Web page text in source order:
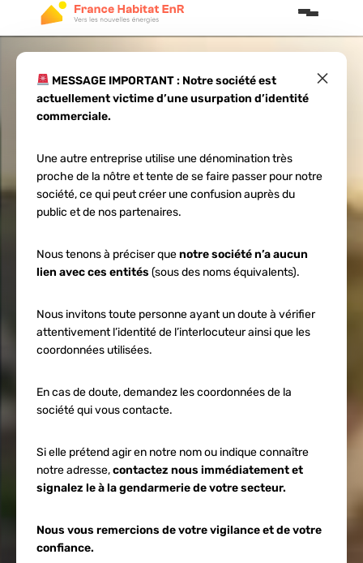
×
MESSAGE IMPORTANT : Notre société est
actuellement victime d’une usurpation d’identité
commerciale.
Une autre entreprise utilise une dénomination très
proche de la nôtre et tente de se faire passer pour notre
société, ce qui peut créer une confusion auprès du
public et de nos partenaires.
Nous tenons à préciser quenotre société n’a aucun
lien avec ces entités (sous des noms équivalents).
Nous invitons toute personne ayant un doute à vérifier
attentivement l’identité de l’interlocuteur ainsi que les
coordonnées utilisées.
En cas de doute, demandez les coordonnées de la
société qui vous contacte.
Si elle prétend agir en notre nom ou indique connaître
notre adresse,contactez nous immédiatement et
signalez le à la gendarmerie de votre secteur.
Nous vous remercions de votre vigilance et de votre
confiance.
Rôle des panneaux
solaires en 2026 :
ce qui change